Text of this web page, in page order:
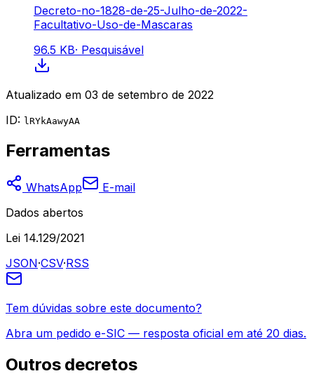
Decreto-no-1828-de-25-Julho-de-2022-
Facultativo-Uso-de-Mascaras
96.5 KB· Pesquisável
Atualizado em 03 de setembro de 2022
ID: lRYkAawyAA
Ferramentas
WhatsApp
E-mail
Dados abertos
Lei 14.129/2021
JSON·CSV·RSS
Tem dúvidas sobre este documento?
Abra um pedido e-SIC — resposta oficial em até 20 dias.
Outros decretos